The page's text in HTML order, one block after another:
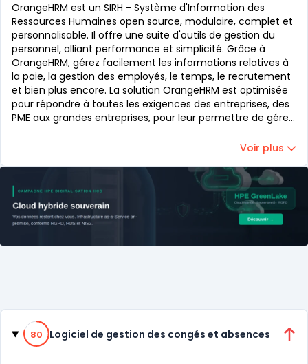
OrangeHRM est un SIRH - Système d'Information des
Ressources Humaines open source, modulaire, complet et
personnalisable. Il offre une suite d'outils de gestion du
personnel, alliant performance et simplicité. Grâce à
OrangeHRM, gérez facilement les informations relatives à
la paie, la gestion des employés, le temps, le recrutement
et bien plus encore. La solution OrangeHRM est optimisée
pour répondre à toutes les exigences des entreprises, des
PME aux grandes entreprises, pour leur permettre de gérer
Voir plus
Catégories
80% de compatibilité
80 Logiciel de gestion des congés et absences